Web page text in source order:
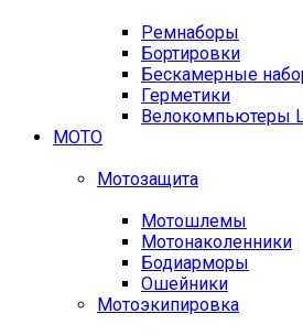
Ремнаборы
Бортировки
Бескамерные
Герметики
Велокомпьютеры
МОТО
Мотозащита
Мотошлемы
Мотонаколенники
Бодиарморы
Ошейники
Мотоэкипировка